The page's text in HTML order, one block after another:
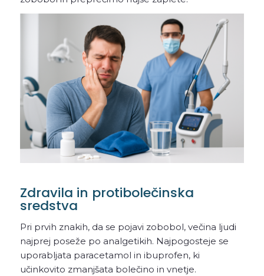
Zdravila in protibolečinska
sredstva
Pri prvih znakih, da se pojavi zobobol, večina ljudi
najprej poseže po analgetikih. Najpogosteje se
uporabljata paracetamol in ibuprofen, ki
učinkovito zmanjšata bolečino in vnetje.